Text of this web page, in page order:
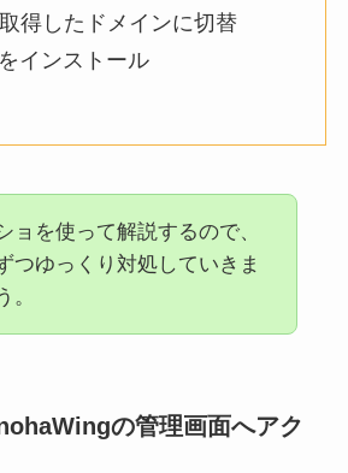
得したドメインに切替
インストール
ョを使って解説するので、
つゆっくり対処していきま
。
の管理画面へアク